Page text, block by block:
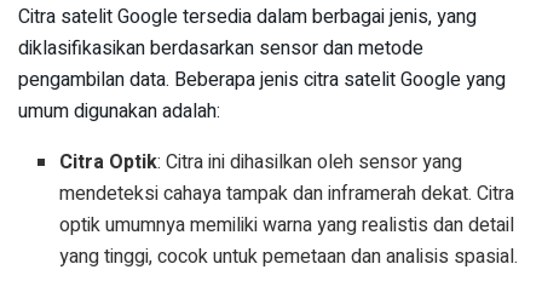
Citra satelit Google tersedia dalam berbagai jenis, yang
diklasifikasikan berdasarkan sensor dan metode
pengambilan data. Beberapa jenis citra satelit Google yang
umum digunakan adalah:
Citra Optik: Citra ini dihasilkan oleh sensor yang
mendeteksi cahaya tampak dan inframerah dekat. Citra
optik umumnya memiliki warna yang realistis dan detail
yang tinggi, cocok untuk pemetaan dan analisis spasial.